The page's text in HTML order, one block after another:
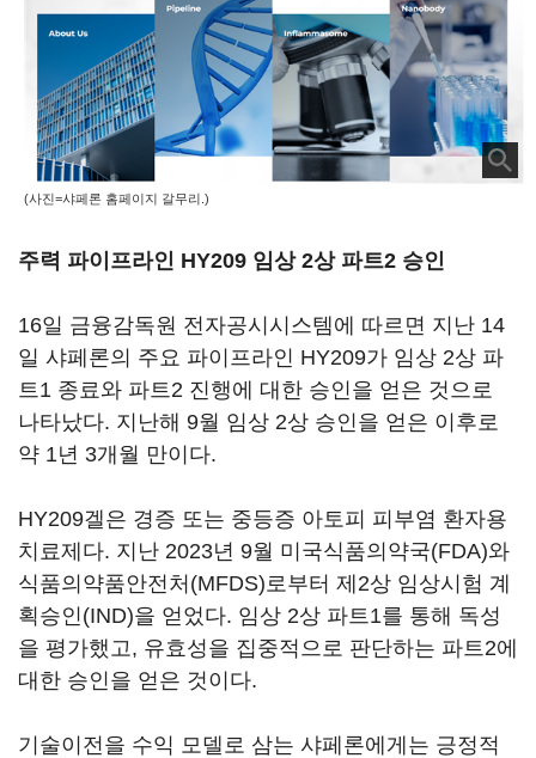
(사진=샤페론 홈페이지 갈무리.)
주력 파이프라인 HY209 임상 2상 파트2 승인
16일 금융감독원 전자공시시스템에 따르면 지난 14
일 샤페론의 주요 파이프라인 HY209가 임상 2상 파
트1 종료와 파트2 진행에 대한 승인을 얻은 것으로
나타났다. 지난해 9월 임상 2상 승인을 얻은 이후로
약 1년 3개월 만이다.
HY209겔은 경증 또는 중등증 아토피 피부염 환자용
치료제다. 지난 2023년 9월 미국식품의약국(FDA)와
식품의약품안전처(MFDS)로부터 제2상 임상시험 계
획승인(IND)을 얻었다. 임상 2상 파트1를 통해 독성
을 평가했고, 유효성을 집중적으로 판단하는 파트2에
대한 승인을 얻은 것이다.
기술이전을 수익 모델로 삼는 샤페론에게는 긍정적